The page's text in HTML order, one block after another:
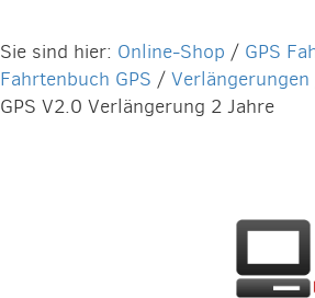
Online-Shop / GPS
Fahrtenbuch GPS / Verlängerungen
GPS V2.0 Verlängerung 2 Jahre